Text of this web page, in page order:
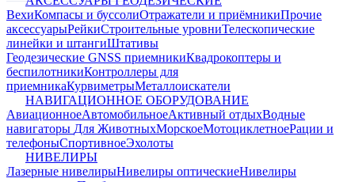
ВехиКомпасы и буссолиОтражатели и приёмникиПрочие
аксессуарыРейкиСтроительные уровниТелескопические
линейки и штангиШтативы
Геодезические GNSS приемникиКвадрокоптеры и
беспилотникиКонтроллеры для
приемникаКурвиметрыМеталлоискатели
НАВИГАЦИОННОЕ ОБОРУДОВАНИЕ
АвиационноеАвтомобильноеАктивный отдыхВодные
навигаторы Для ЖивотныхМорскоеМотоциклетноеРации и
телефоныСпортивноеЭхолоты
НИВЕЛИРЫ
Лазерные нивелирыНивелиры оптическиеНивелиры